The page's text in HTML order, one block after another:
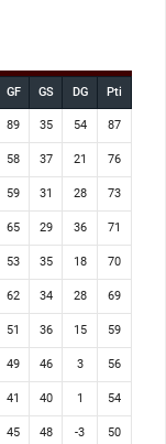
GF GS DG Pti
89 35 54 87
58 37 21 76
59 31 28 73
65 29 36 71
53 35 18 70
62 34 28 69
51 36 15 59
49 46 3 56
41 40 1 54
45 48 -3 50